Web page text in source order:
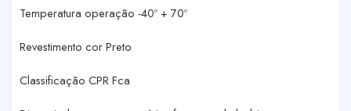
Temperatura operação -40º + 70º
Revestimento cor Preto
Classificação CPR Fca